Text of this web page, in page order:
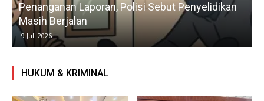
Penanganan Laporan, Polisi Sebut Penyelidikan
Masih Berjalan
9 Juli 2026
HUKUM & KRIMINAL